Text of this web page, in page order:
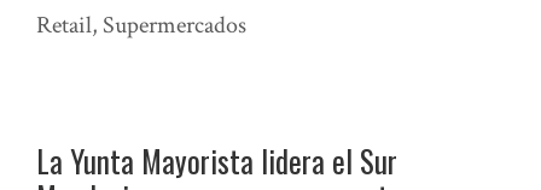
Retail, Supermercados
La Yunta Mayorista lidera el Sur